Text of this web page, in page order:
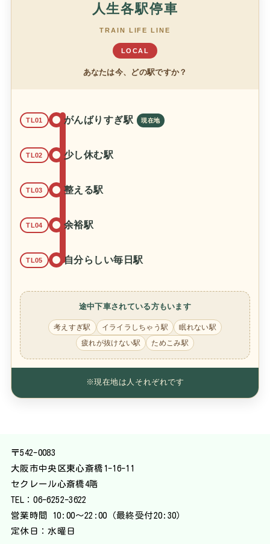
人生各駅停車
TRAIN LIFE LINE
LOCAL
あなたは今、どの駅ですか？
TL01 がんばりすぎ駅
TL02 少し休む駅
TL03 整える駅
TL04 余裕駅
TL05 自分らしい毎日駅
途中下車されている方もいます
考えすぎ駅 イライラしちゃう駅
眠れない駅
疲れが抜けない駅
ためこみ駅
※現在地は人それぞれです
〒542-0083
大阪市中央区東心斎橋1-16-11
セクレール心斎橋4階
TEL：06-6252-3622
営業時間 10:00〜22:00（最終受付20:30）
定休日：水曜日